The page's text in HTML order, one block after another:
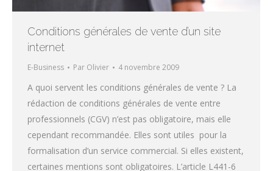
Conditions générales de vente d’un site
internet
E-Business Par Olivier 4 novembre 2009
A quoi servent les conditions générales de vente ? La
rédaction de conditions générales de vente entre
professionnels (CGV) n’est pas obligatoire, mais elle
cependant recommandée. Elles sont utiles pour la
formalisation d’un service commercial. Si elles existent,
certaines mentions sont obligatoires. L’article L441-6